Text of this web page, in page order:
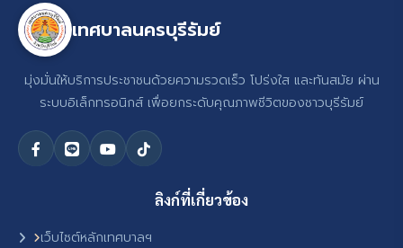
เทศบาลนครบุรีรัมย์
มุ่งมั่นให้บริการประชาชนด้วยความรวดเร็ว โปร่งใส และทันสมัย ผ่าน
ระบบอิเล็กทรอนิกส์ เพื่อยกระดับคุณภาพชีวิตของชาวบุรีรัมย์
ลิงก์ที่เกี่ยวข้อง
เว็บไซต์หลักเทศบาลฯ